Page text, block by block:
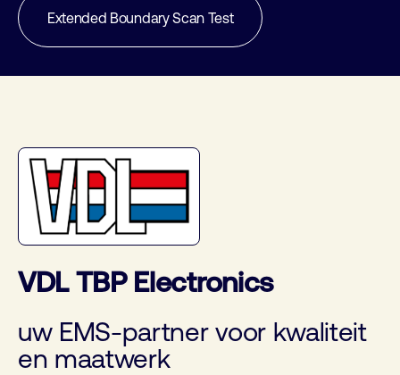
Extended Boundary Scan Test
VDL TBP Electronics
uw EMS-partner voor kwaliteit
en maatwerk